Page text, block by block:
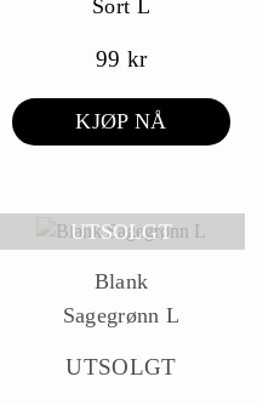
Sort L
99 kr
KJØP NÅ
UTSOLGT
Blank
Sagegrønn L
UTSOLGT